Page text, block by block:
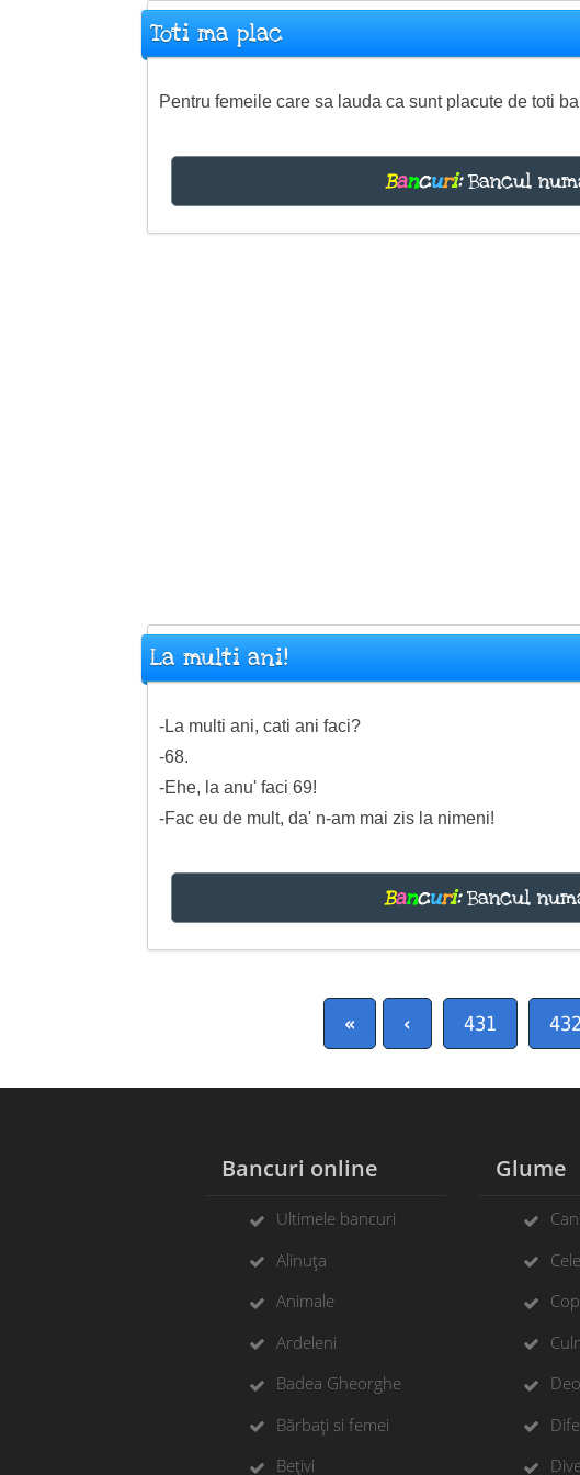
Toti ma plac
Pentru femeile care sa lauda ca sunt placute de toti
Bancuri:Bancul
La multi ani!
-La multi ani, cati ani faci?
-68.
-Ehe, la anu' faci 69!
-Fac eu de mult, da' n-am mai zis la nimeni!
Bancuri:Bancul
« ‹ 431 432
Bancuri online
Ultimele bancuri
Alinuța
Animale
Ardeleni
Badea Gheorghe
Bărbați si femei
Bețivi
Glume